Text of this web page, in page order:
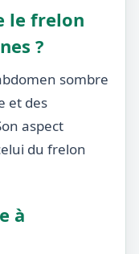
le frelon
?
sombre
et des
aspect
du frelon
à